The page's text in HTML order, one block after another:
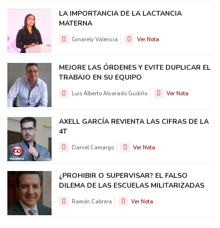
LA IMPORTANCIA DE LA LACTANCIA
MATERNA
Ginarely Valencia Ver Nota
MEJORE LAS ÓRDENES Y EVITE DUPLICAR EL
TRABAJO EN SU EQUIPO
Luis Alberto Alvarado Gudiño Ver Nota
AXELL GARCÍA REVIENTA LAS CIFRAS DE LA
4T
Daniel Camargo Ver Nota
¿PROHIBIR O SUPERVISAR? EL FALSO
DILEMA DE LAS ESCUELAS MILITARIZADAS
Ramón Cabrera Ver Nota